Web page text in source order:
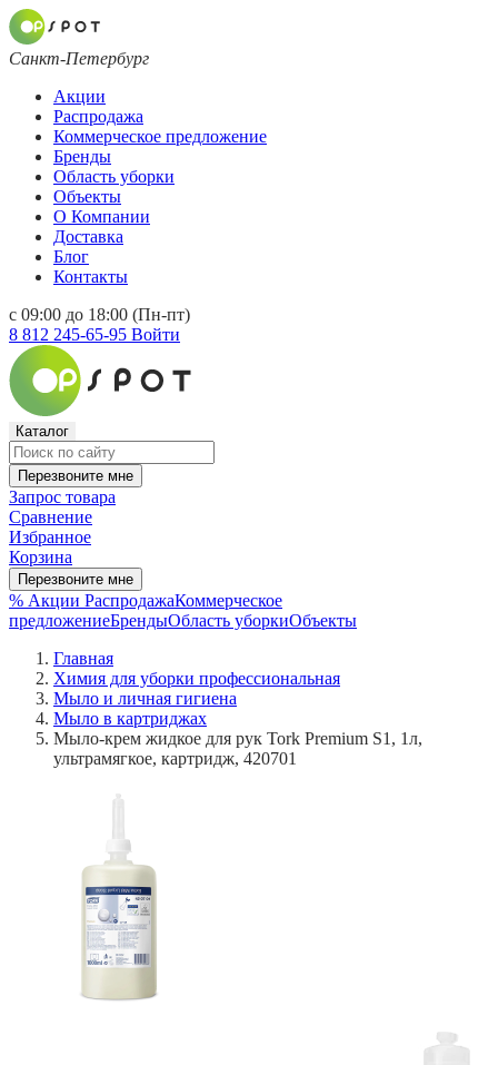
Санкт-Петербург
Акции
Распродажа
Коммерческое предложение
Бренды
Область уборки
Объекты
О Компании
Доставка
Блог
Контакты
с 09:00 до 18:00 (Пн-пт)
8 812 245-65-95 Войти
Каталог
Перезвоните мне
Запрос товара
Сравнение
Избранное
Корзина
Перезвоните мне
% Акции РаспродажаКоммерческое
предложениеБрендыОбласть уборкиОбъекты
Главная
Химия для уборки профессиональная
Мыло и личная гигиена
Мыло в картриджах
Мыло-крем жидкое для рук Tork Premium S1, 1л,
ультрамягкое, картридж, 420701